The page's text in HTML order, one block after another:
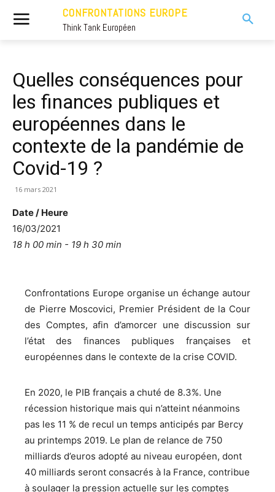
CONFRONTATIONS EUROPE
Think Tank Européen
Quelles conséquences pour
les finances publiques et
européennes dans le
contexte de la pandémie de
Covid-19 ?
16 mars 2021
Date / Heure
16/03/2021
18 h 00 min - 19 h 30 min
Confrontations Europe organise un échange autour
de Pierre Moscovici, Premier Président de la Cour
des Comptes, afin d’amorcer une discussion sur
l’état des finances publiques françaises et
européennes dans le contexte de la crise COVID.
En 2020, le PIB français a chuté de 8.3%. Une
récession historique mais qui n’atteint néanmoins
pas les 11 % de recul un temps anticipés par Bercy
au printemps 2019. Le plan de relance de 750
milliards d’euros adopté au niveau européen, dont
40 milliards seront consacrés à la France, contribue
à soulager la pression actuelle sur les comptes